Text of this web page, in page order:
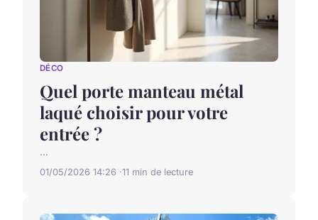
DÉCO
Quel porte manteau métal
laqué choisir pour votre
entrée ?
...
01/05/2026 14:26 11 min de lecture